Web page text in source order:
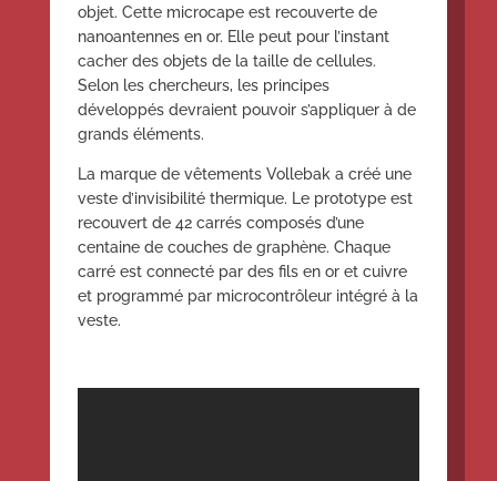
objet. Cette microcape est recouverte de
nanoantennes en or. Elle peut pour l’instant
cacher des objets de la taille de cellules.
Selon les chercheurs, les principes
développés devraient pouvoir s’appliquer à de
grands éléments.
La marque de vêtements Vollebak a créé une
veste d’invisibilité thermique. Le prototype est
recouvert de 42 carrés composés d’une
centaine de couches de graphène. Chaque
carré est connecté par des fils en or et cuivre
et programmé par microcontrôleur intégré à la
veste.